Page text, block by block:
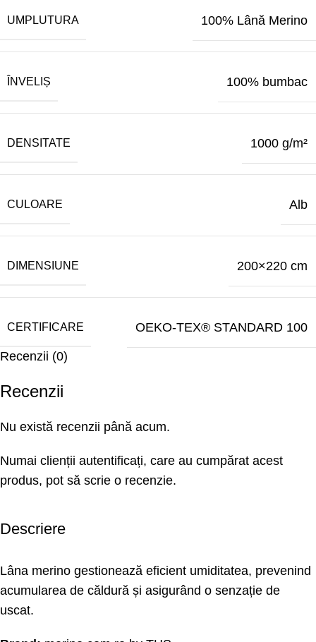
UMPLUTURA 100% Lână Merino
ÎNVELIȘ 100% bumbac
DENSITATE 1000 g/m²
CULOARE Alb
DIMENSIUNE 200×220 cm
CERTIFICARE OEKO-TEX® STANDARD 100
Recenzii (0)
Recenzii
Nu există recenzii până acum.
Numai clienții autentificați, care au cumpărat acest
produs, pot să scrie o recenzie.
Descriere
Lâna merino gestionează eficient umiditatea, prevenind
acumularea de căldură și asigurând o senzație de
uscat.